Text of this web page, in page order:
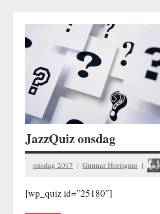
JazzQuiz onsdag
onsdag 2017 Gunnar Horrigmo
[wp_quiz id=”25180″]